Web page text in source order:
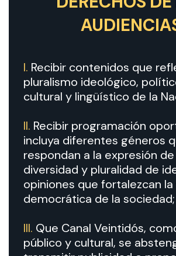
I. Recibir contenidos que
pluralismo ideológico,
cultural y lingüístico de la
II. Recibir programación
incluya diferentes géneros
respondan a la expresión de
diversidad y pluralidad de
opiniones que fortalezcan la
democrática de la sociedad;
III. Que Canal Veintidós,
público y cultural, se